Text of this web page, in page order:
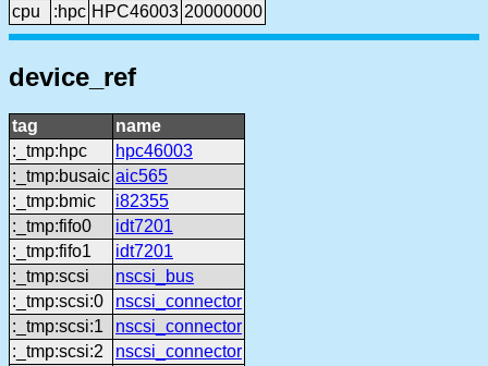
cpu
:hpc HPC46003 20000000
device_ref
tag
name
:_tmp:hpc
hpc46003
:_tmp:busaic aic565
:_tmp:bmic
i82355
:_tmp:fifo0
idt7201
:_tmp:fifo1
idt7201
:_tmp:scsi
nscsi_bus
:_tmp:scsi:0
nscsi_connector
:_tmp:scsi:1
nscsi_connector
:_tmp:scsi:2
nscsi_connector